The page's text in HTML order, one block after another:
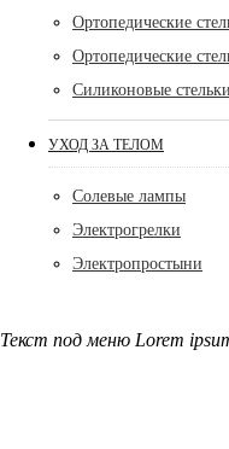
Ортопедические
Ортопедические
Силиконовые
УХОД ЗА ТЕЛОМ
Солевые лампы
Электрогрелки
Электропростыни
Текст под меню Lorem